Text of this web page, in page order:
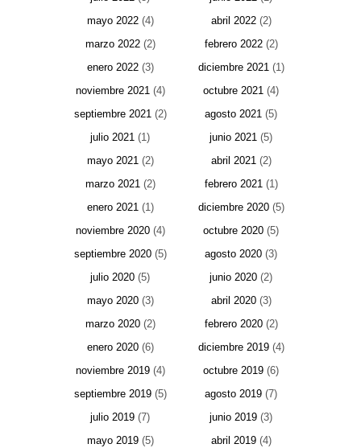
mayo 2022(4) abril 2022(2)
marzo 2022(2) febrero 2022(2)
enero 2022(3) diciembre 2021(1)
noviembre 2021(4) octubre 2021 (4)
septiembre 2021(2) agosto 2021 (5)
julio 2021 (1) junio 2021 (5)
mayo 2021(2) abril 2021(2)
marzo 2021(2) febrero 2021(1)
enero 2021(1) diciembre 2020(5)
noviembre 2020(4) octubre 2020 (5)
septiembre 2020(5) agosto 2020 (3)
julio 2020 (5) junio 2020 (2)
mayo 2020(3) abril 2020(3)
marzo 2020(2) febrero 2020(2)
enero 2020(6) diciembre 2019(4)
noviembre 2019(4) octubre 2019 (6)
septiembre 2019(5) agosto 2019 (7)
julio 2019 (7) junio 2019 (3)
mayo 2019(5) abril 2019(4)